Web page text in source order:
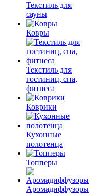
Текстиль для
сауны
Ковры
Текстиль для
гостиниц, спа,
фитнеса
Коврики
Кухонные
полотенца
Топперы
Аромадиффузоры